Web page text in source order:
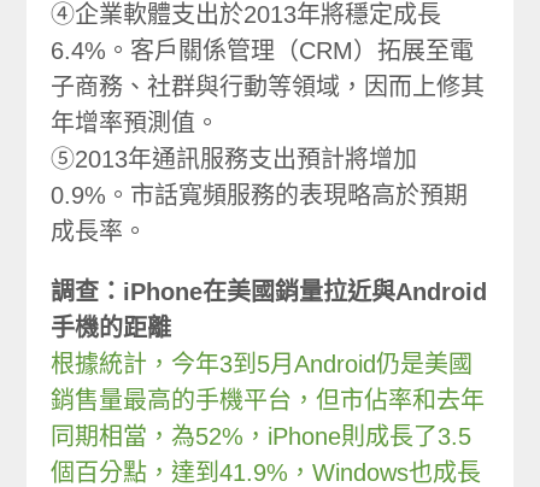
④企業軟體支出於2013年將穩定成長
6.4%。客戶關係管理（CRM）拓展至電
子商務、社群與行動等領域，因而上修其
年增率預測值。
⑤2013年通訊服務支出預計將增加
0.9%。市話寬頻服務的表現略高於預期
成長率。
調查：iPhone在美國銷量拉近與Android
手機的距離
根據統計，今年3到5月Android仍是美國
銷售量最高的手機平台，但市佔率和去年
同期相當，為52%，iPhone則成長了3.5
個百分點，達到41.9%，Windows也成長